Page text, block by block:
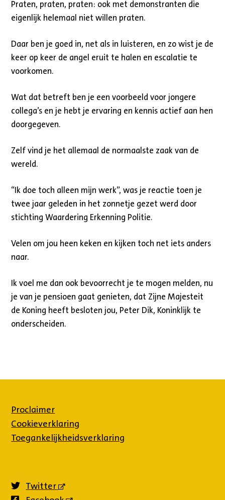
Praten, praten, praten: ook met demonstranten die
eigenlijk helemaal niet willen praten.
Daar ben je goed in, net als in luisteren, en zo wist je de
keer op keer de angel eruit te halen en escalatie te
voorkomen.
Wat dat betreft ben je een voorbeeld voor jongere
collega’s en je hebt je ervaring en kennis actief aan hen
doorgegeven.
Zelf vind je het allemaal de normaalste zaak van de
wereld.
“Ik doe toch alleen mijn werk”, was je reactie toen je
twee jaar geleden in het zonnetje gezet werd door
stichting Waardering Erkenning Politie.
Velen om jou heen keken en kijken toch net iets anders
naar.
Ik voel me dan ook bevoorrecht je te mogen melden, nu
je van je pensioen gaat genieten, dat Zijne Majesteit
de Koning heeft besloten jou, Peter Dik, Koninklijk te
onderscheiden.
Proclaimer
Cookieverklaring
Toegankelijkheidsverklaring
Twitter
(externe